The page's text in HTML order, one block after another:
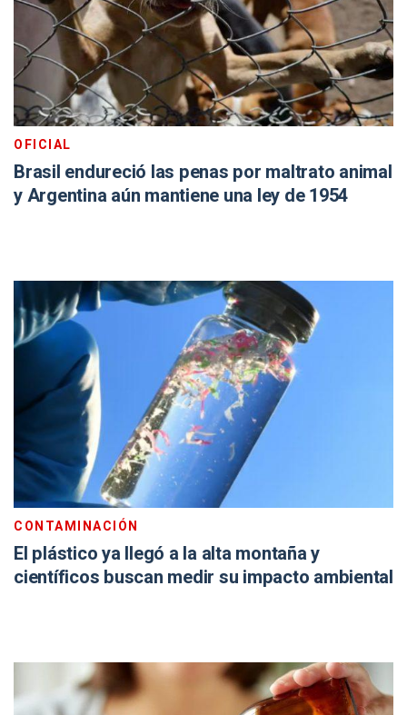
OFICIAL
Brasil endureció las penas por maltrato animal
y Argentina aún mantiene una ley de 1954
CONTAMINACIÓN
El plástico ya llegó a la alta montaña y
científicos buscan medir su impacto ambiental